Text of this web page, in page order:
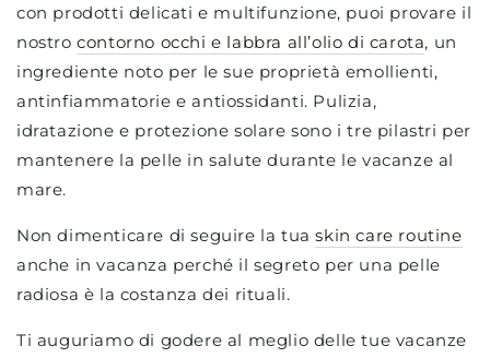
con prodotti delicati e multifunzione, puoi provare il
nostrocontorno occhi e labbra all’olio di carota, un
ingrediente noto per le sue proprietà emollienti,
antinfiammatorie e antiossidanti. Pulizia,
idratazione e protezione solare sono i tre pilastri per
mantenere la pelle in salute durante le vacanze al
mare.
Non dimenticare di seguire la tuaskin care routine
anche in vacanza perché il segreto per una pelle
radiosa è la costanza dei rituali.
Ti auguriamo di godere al meglio delle tue vacanze